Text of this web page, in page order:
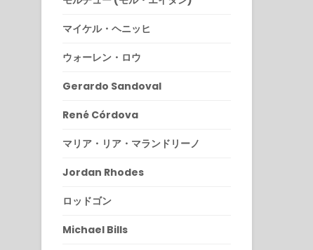
マイケル・ヘニッヒ
ウォーレン・ロウ
Gerardo Sandoval
René Córdova
マリア・リア・マランドリーノ
Jordan Rhodes
ロッドゴン
Michael Bills